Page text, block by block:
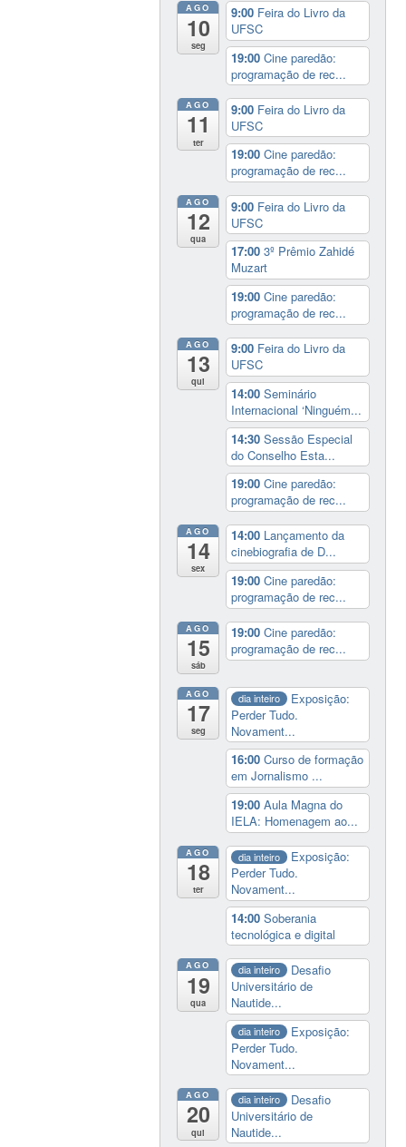
AGO
10
seg
9:00 Feira do Livro da
UFSC
19:00Cine paredão:
programação de rec...
AGO
11
ter
9:00 Feira do Livro da
UFSC
19:00Cine paredão:
programação de rec...
AGO
12
qua
9:00 Feira do Livro da
UFSC
17:003º Prêmio Zahidé
Muzart
19:00Cine paredão:
programação de rec...
AGO
13
qui
9:00 Feira do Livro da
UFSC
14:00Seminário
Internacional ‘Ninguém...
14:30Sessão Especial
do Conselho Esta...
19:00Cine paredão:
programação de rec...
AGO
14
sex
14:00 Lançamento da
cinebiografia de D...
19:00Cine paredão:
programação de rec...
AGO
15
sáb
19:00Cine paredão:
programação de rec...
AGO
17
seg
dia inteiro
Exposição:
Perder Tudo.
Novament...
16:00Curso de formação
em Jornalismo ...
19:00Aula Magna do
IELA: Homenagem ao...
AGO
18
ter
dia inteiro
Exposição:
Perder Tudo.
Novament...
14:00Soberania
tecnológica e digital
AGO
19
qua
dia inteiro
Desafio
Universitário de
Nautide...
dia inteiro
Exposição:
Perder Tudo.
Novament...
AGO
20
qui
dia inteiro
Desafio
Universitário de
Nautide...